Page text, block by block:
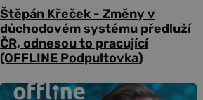
Štěpán Křeček - Změny v
důchodovém systému předluží
ČR, odnesou to pracující
(OFFLINE Podpultovka)